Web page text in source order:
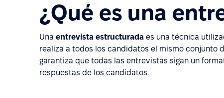
¿Qué es una
Una entrevista estructurada es una técnica
realiza a todos los candidatos el mismo conjunto
garantiza que todas las entrevistas sigan un
respuestas de los candidatos.